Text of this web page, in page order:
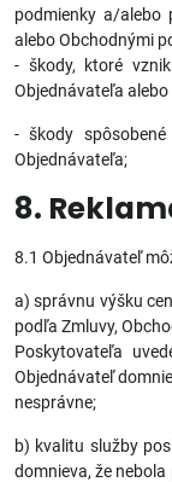
podmienky a/alebo
alebo Obchodnými
- škody, ktoré
Objednávateľa
- škody
Objednávateľa;
8.
8.1 Objednávateľ
a) správnu výšku
podľa Zmluvy,
Poskytovateľa
Objednávateľ
nesprávne;
b) kvalitu služby
domnieva, že